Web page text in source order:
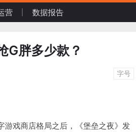
营 数据报告
G胖多少款？
字号
戏商店格局之后，《堡垒之夜》发